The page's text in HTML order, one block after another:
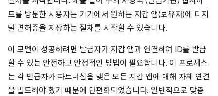
트를 방문한 사용자는 기기에서 원하는 지갑 앱(보유자)에 디지
털 면허증을 저장하는 절차를 시작할 수 있습니다.
이 모델이 성공하려면 발급자가 지갑 앱과 연결하여 ID를 발급
할 수 있는 안전하고 안정적인 방법이 필요합니다. 이 프로세스
는 각 발급자가 파트너십을 맺은 모든 지갑 앱에 대해 자체 연결
을 빌드해야 했기 때문에 단편화되었습니다. 일반적으로 맞춤